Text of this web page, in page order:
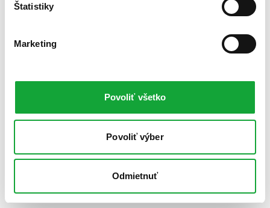
Štatistiky
Marketing
Povoliť všetko
Povoliť výber
Odmietnuť